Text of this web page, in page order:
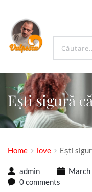
Ești sigură
Home love Ești
admin
0 comments